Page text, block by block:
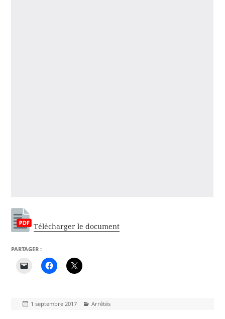
Télécharger le document
PARTAGER :
Publié
1 septembre 2017 Catégories
Arrêtés